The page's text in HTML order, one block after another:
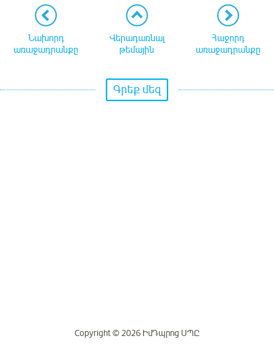
Նախորդ
առաջադրանքը
Վերադառնալ
թեմային
Հաջորդ
առաջադրանքը
Գրեք մեզ
Copyright © 2026 ԻմԴպրոց ՍՊԸ